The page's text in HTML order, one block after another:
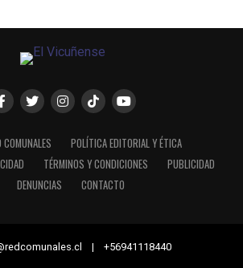
COMUNALES
POLÍTICA EDITORIAL Y ÉTICA
TÉRMINOS Y CONDICIONES
PUBLICIDAD
DENUNCIAS
CONTACTO
| +56941118440